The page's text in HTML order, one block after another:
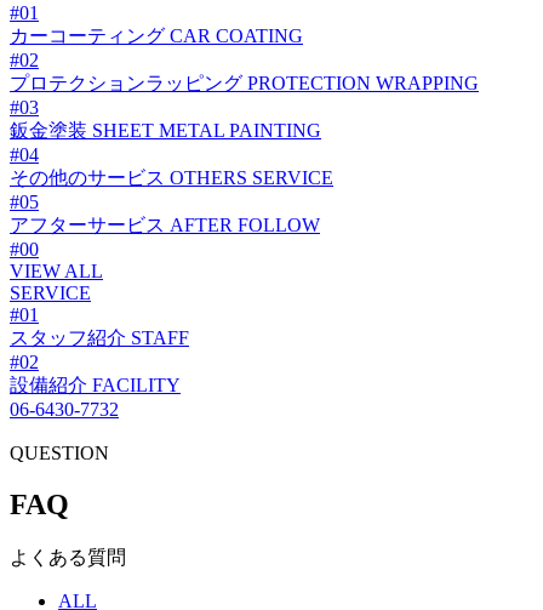
#01
カーコーティング CAR COATING
#02
プロテクションラッピング PROTECTION WRAPPING
#03
鈑金塗装 SHEET METAL PAINTING
#04
その他のサービス OTHERS SERVICE
#05
アフターサービス AFTER FOLLOW
#00
VIEW ALL
SERVICE
#01
スタッフ紹介 STAFF
#02
設備紹介 FACILITY
06-6430-7732
QUESTION
FAQ
よくある質問
ALL